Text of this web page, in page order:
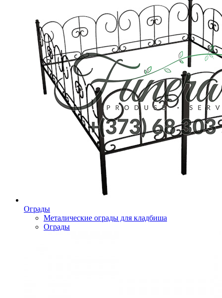
Ограды
Металические ограды для кладбиша
Ограды